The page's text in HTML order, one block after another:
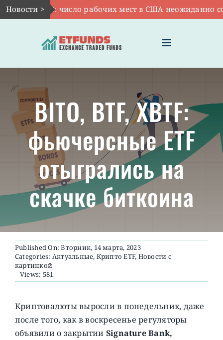
Skip
to
Новости >
7:VOO: число рабочих мест в США неожиданно
Toggle
Navigation
ГЛАВНАЯ
ЧТО ТАКОЕ ETF
ИНВЕСТИЦИИ В ETF
ТЕМАТИЧЕСКИЕ ETF
АКТУАЛЬНЫЕ
О ПРОЕКТЕ
BITO, BTF, XBTF:
фьючерсные ETF
отыгрались на
скачке биткоина
Published On: Вторник, 14 марта, 2023
Categories: Актуальные, Крипто ETF, Новости с
картинкой
Views: 581
Криптовалюты выросли в понедельник, даже
после того, как в воскресенье регуляторы
объявили о закрытии Signature Bank,